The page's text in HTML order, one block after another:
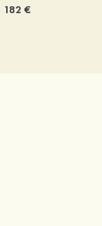
182 €